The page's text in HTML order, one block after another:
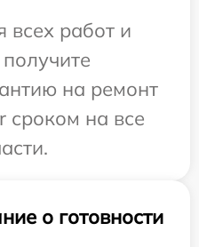
всех работ и
на ремонт
сроком на все
о готовности